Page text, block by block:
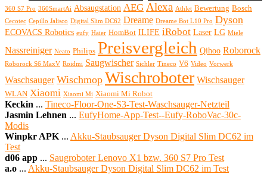
360 S7 Pro 360SmartAi Absaugstation AEG Alexa Athlet Bewertung Bosch
Cecotec Cepillo Jalisco Digital Slim DC62 Dreame Dreame Bot L10 Pro Dyson
ECOVACS Robotics eufy Haier HomBot ILIFE iRobot Laser LG Miele
Nassreiniger Neato Philips Preisvergleich Qihoo Roborock
Roborock S6 MaxV Roidmi Saugwischer Sichler Tineco V6 Video Vorwerk
Waschsauger Wischmop Wischroboter Wischsauger
WLAN Xiaomi Xiaomi Mi Xiaomi Mi Robot
Keckin ... Tineco-Floor-One-S3-Test-Waschsauger-Netzteil
Jasmin Lehnen ... EufyHome-App-Test--Eufy-RoboVac-30c-
Modis
Winpkr APK ... Akku-Staubsauger Dyson Digital Slim DC62 im
Test
d06 app ... Saugroboter Lenovo X1 bzw. 360 S7 Pro Test
a.o ... Akku-Staubsauger Dyson Digital Slim DC62 im Test